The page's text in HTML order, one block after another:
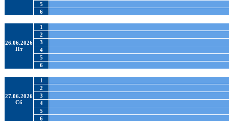
5
6
26.06.2026
Пт
1
2
3
4
5
6
27.06.2026
Сб
1
2
3
4
5
6